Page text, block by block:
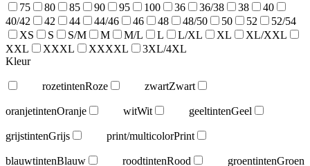
75
80 85 90 95 100 36 36/38 38
40
40/42
42 44 44/46 46 48 48/50 50 52
52/54
XS
S S/M M M/L L L/XL XL
XL/XXL
XXL
XXXL XXXXL
3XL/4XL
Kleur
rozetintenRoze zwartZwart
oranjetintenOranje witWit geeltintenGeel
grijstintenGrijs print/multicolorPrint
blauwtintenBlauw roodtintenRood groentintenGroen